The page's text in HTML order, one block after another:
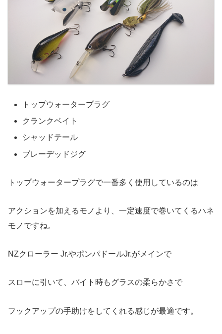
トップウォータープラグ
クランクベイト
シャッドテール
ブレーデッドジグ
トップウォータープラグで一番多く使用しているのは
アクションを加えるモノより、一定速度で巻いてくるハネ
モノですね。
NZクローラー Jr.やポンパドールJr.がメインで
スローに引いて、バイト時もグラスの柔らかさで
フックアップの手助けをしてくれる感じが最適です。